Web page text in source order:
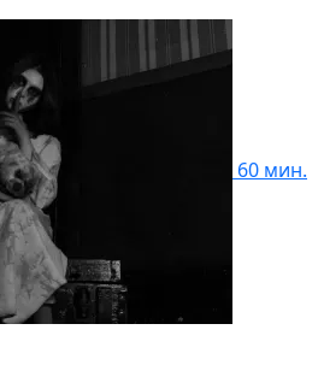
60 мин.